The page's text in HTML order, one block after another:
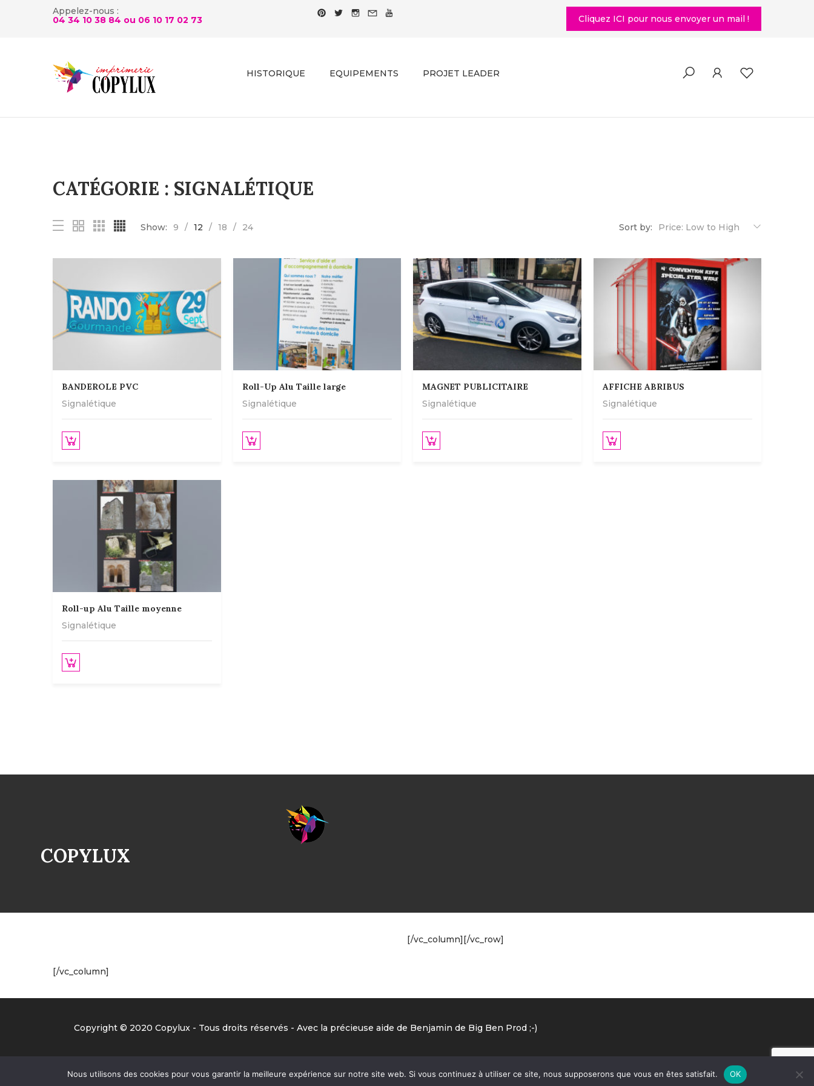
Appelez-nous :
04 34 10 38 84 ou 06 10 17 02 73 Cliquez ICI pour nous envoyer un mail !
HISTORIQUE EQUIPEMENTS PROJET LEADER
CATÉGORIE : SIGNALÉTIQUE
Show: 9 12 18 24 Sort by: Price: Low to High
BANDEROLE PVC
Signalétique
Roll-Up Alu Taille large
Signalétique
MAGNET PUBLICITAIRE
Signalétique
AFFICHE ABRIBUS
Signalétique
Roll-up Alu Taille moyenne
Signalétique
COPYLUX
[/vc_column][/vc_row]
[/vc_column]
Copyright © 2020 Copylux - Tous droits réservés - Avec la précieuse aide de Benjamin de Big Ben Prod ;-)
Nous utilisons des cookies pour vous garantir la meilleure expérience sur notre site web. Si vous continuez à utiliser ce site, nous supposerons que vous en êtes satisfait. OK